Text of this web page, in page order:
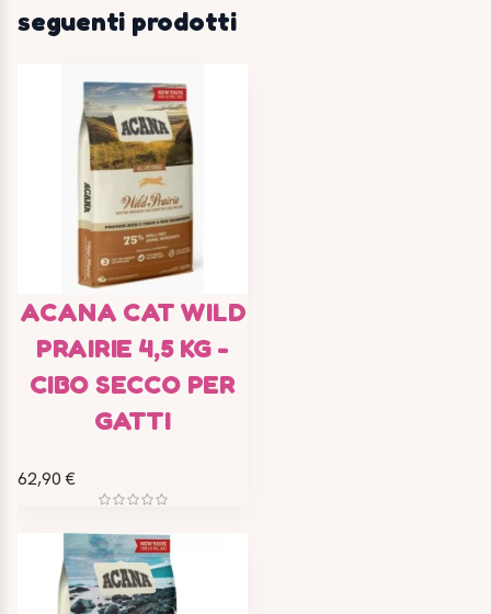
seguenti prodotti
ACANA CAT WILD
PRAIRIE 4,5 KG -
CIBO SECCO PER
GATTI
62,90 €